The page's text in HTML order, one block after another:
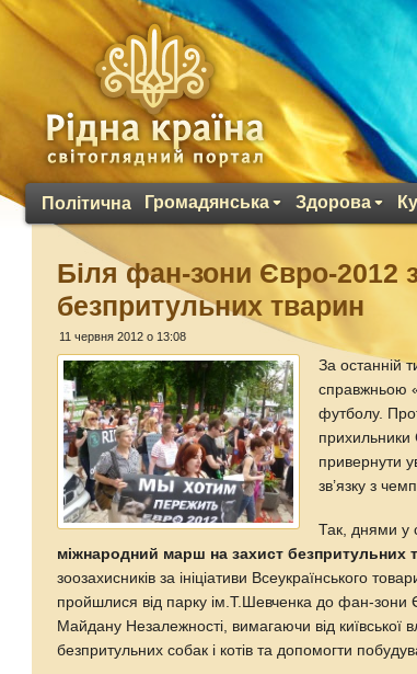
Політична Громадянська Здорова
Біля фан-зони Євро-2012
безпритульних тварин
11 червня 2012 о 13:08
За останній
справжньою
футболу.
прихильники
привернути
зв’язку з
Так, днями у
міжнародний марш на захист безпритульних
зоозахисників за ініціативи Всеукраїнського
пройшлися від парку ім.Т.Шевченка до фан-
Майдану Незалежності, вимагаючи від
безпритульних собак і котів та допомогти